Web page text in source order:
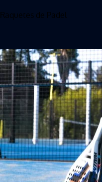
Raquetes de Padel